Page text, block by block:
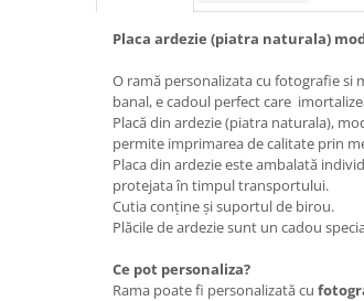
Placa ardezie (piatra naturala)
O ramă personalizata cu fotografie si
banal, e cadoul perfect care
Placă din ardezie (piatra naturala),
permite imprimarea de calitate prin
Placa din ardezie este ambalată
protejata în timpul transportului.
Cutia conține și suportul de birou.
Plăcile de ardezie sunt un cadou
Ce pot personaliza?
Rama poate fi personalizată cu